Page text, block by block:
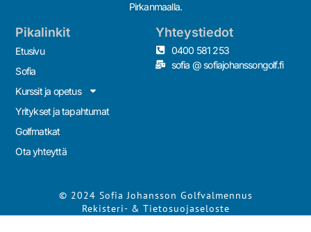
Pirkanmaalla.
Pikalinkit
Etusivu
Sofia
Kurssit ja opetus
Yritykset ja tapahtumat
Golfmatkat
Ota yhteyttä
Yhteystiedot
0400 581 253
sofia @ sofiajohanssongolf.fi
© 2024 Sofia Johansson Golfvalmennus
Rekisteri- & Tietosuojaseloste